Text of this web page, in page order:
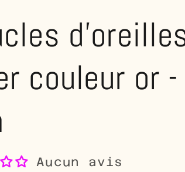
couleur or
Aucun avis